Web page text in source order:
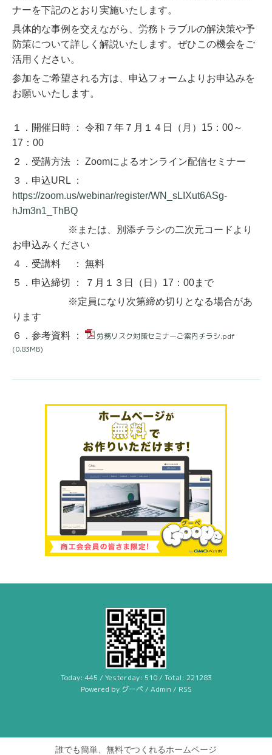
ナーを下記のとおり実施いたします。
具体的な事例を交えながら、労務トラブルの解決策や予
防策について詳しく解説いたします。ぜひこの機会をご
活用ください。
参加をご希望される方は、申込フォームよりお申込みを
お願いいたします。
１．開催日時 ： 令和７年７月１４日（月）15：00～
17：00
２．受講方法 ：
Zoomによるオンライン配信セミナー
３．申込URL ：
https://zoom.us/webinar/register/WN_sLIXut6ASg-
hJm3n1_ThBQ
※または、別添チラシの二次元コードより
お申込みください
４．受講料
：
無料
５．申込締切
：
７月１３日（日）17：00まで
※定員になり次第締め切りとなる場合があ
ります
６．参考資料 ：
労務リスク対策セミナーご案内チラシ.pdf
(0.83MB)
Today: 445 / Yesterday: 510/ Total: 221283
Powered by グーペ / Admin / RSS
誰でも簡単、無料でつくれるホームページ